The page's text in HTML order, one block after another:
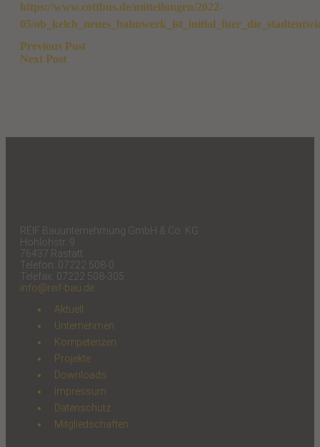
https://www.cottbus.de/mitteilungen/2022-
05/
Beitragsnavigation
Previous Post
Next Post
REIF Bauunternehmung GmbH & Co. KG
Hohlohstr. 9
76437 Rastatt
Telefon: 07222 508-0
Telefax: 07222 508-305
info@reif-bau.de
Aktuell
Unternehmen
Kompetenzen
Projekte
Downloads
Impressum
Datenschutz
Mitgliedschaften